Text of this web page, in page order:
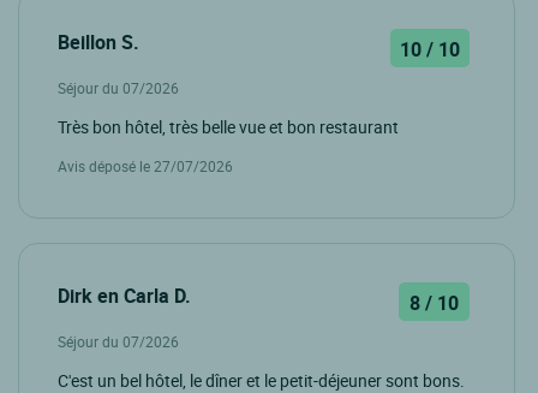
Beillon S. 10 / 10
Séjour du 07/2026
Très bon hôtel, très belle vue et bon restaurant
Avis déposé le 27/07/2026
Dirk en Carla D. 8 / 10
Séjour du 07/2026
C'est un bel hôtel, le dîner et le petit-déjeuner sont bons.